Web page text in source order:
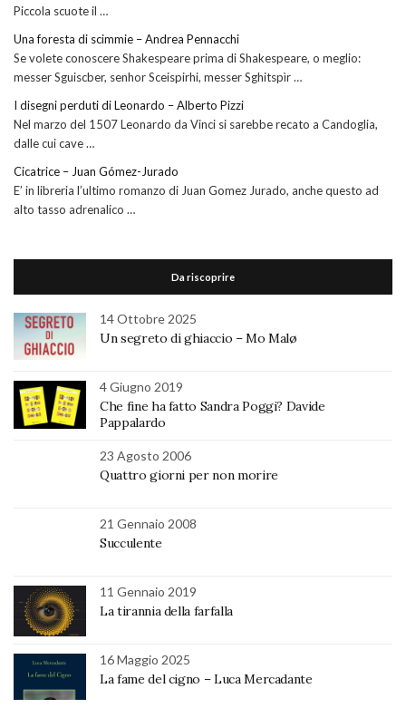
Piccola scuote il …
Una foresta di scimmie – Andrea Pennacchi
Se volete conoscere Shakespeare prima di Shakespeare, o meglio:
messer Sguiscber, senhor Sceispirhi, messer Sghitspìr …
I disegni perduti di Leonardo – Alberto Pizzi
Nel marzo del 1507 Leonardo da Vinci si sarebbe recato a Candoglia,
dalle cui cave …
Cicatrice – Juan Gómez-Jurado
E’ in libreria l’ultimo romanzo di Juan Gomez Jurado, anche questo ad
alto tasso adrenalico …
Da riscoprire
14 Ottobre 2025
Un segreto di ghiaccio – Mo Malø
4 Giugno 2019
Che fine ha fatto Sandra Poggi? Davide
Pappalardo
23 Agosto 2006
Quattro giorni per non morire
21 Gennaio 2008
Succulente
11 Gennaio 2019
La tirannia della farfalla
16 Maggio 2025
La fame del cigno – Luca Mercadante